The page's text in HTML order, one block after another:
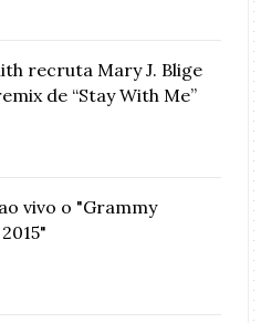
recruta Mary J. Blige
de “Stay With Me”
vivo o "Grammy